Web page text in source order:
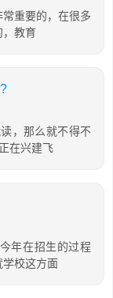
重要的，在很多
，教育
，那么就不得不
在兴建飞
年在招生的过程
学校这方面